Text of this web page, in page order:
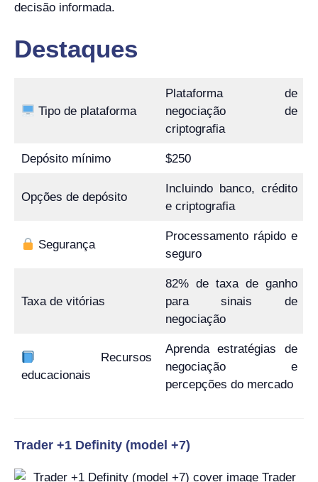
decisão informada.
Destaques
Tipo de plataforma
Plataforma de
negociação de
criptografia
Depósito mínimo $250
Opções de depósito
Incluindo banco, crédito
e criptografia
Segurança
Processamento rápido e
seguro
Taxa de vitórias
82% de taxa de ganho
para sinais de
negociação
Recursos
educacionais
Aprenda estratégias de
negociação e
percepções do mercado
Trader +1 Definity (model +7)